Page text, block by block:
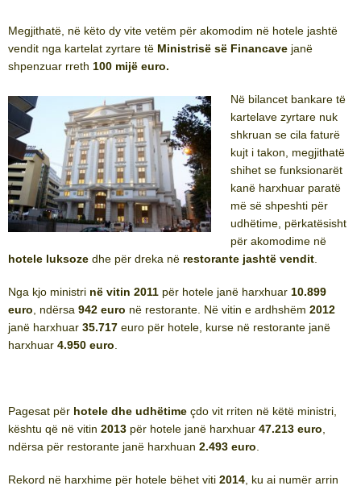
Megjithatë, në këto dy vite vetëm për akomodim në hotele jashtë
vendit nga kartelat zyrtare të Ministrisë së Financave janë
shpenzuar rreth 100 mijë euro.
Në bilancet bankare të
kartelave zyrtare nuk
shkruan se cila faturë
kujt i takon, megjithatë
shihet se funksionarët
kanë harxhuar paratë
më së shpeshti për
udhëtime, përkatësisht
për akomodime në
hotele luksoze dhe për dreka në restorante jashtë vendit
Nga kjo ministri në vitin 2011 për hotele janë harxhuar 10.899
euro , ndërsa 942 euro në restorante. Në vitin e ardhshëm 2012
janë harxhuar 35.717 euro për hotele, kurse në restorante janë
harxhuar 4.950 euro
Pagesat për hotele dhe udhëtime çdo vit rriten në këtë ministri,
kështu që në vitin 2013 për hotele janë harxhuar 47.213 euro
ndërsa për restorante janë harxhuan 2.493 euro
Rekord në harxhime për hotele bëhet viti 2014 , ku ai numër arrin